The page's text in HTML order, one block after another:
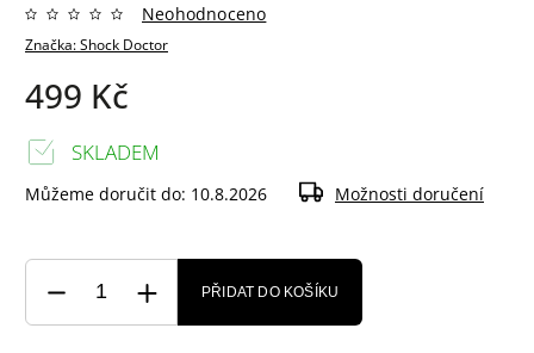
Značka:Shock Doctor
Neohodnoceno
499 Kč
SKLADEM
Můžeme doručit do: 10.8.2026 Možnosti doručení
PŘIDAT DO KOŠÍKU